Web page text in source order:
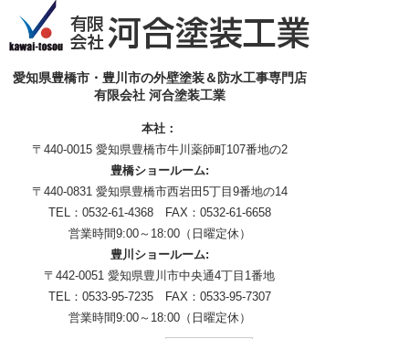
愛知県豊橋市・豊川市の外壁塗装＆防水工事専門店
有限会社 河合塗装工業
本社：
〒440-0015 愛知県豊橋市牛川薬師町107番地の2
豊橋ショールーム:
〒440-0831 愛知県豊橋市西岩田5丁目9番地の14
TEL：0532-61-4368 FAX：0532-61-6658
営業時間9:00～18:00（日曜定休）
豊川ショールーム:
〒442-0051 愛知県豊川市中央通4丁目1番地
TEL：0533-95-7235 FAX：0533-95-7307
営業時間9:00～18:00（日曜定休）